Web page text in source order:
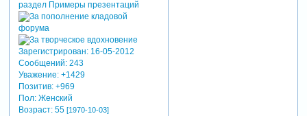
Зарегистрирован: 16-05-2012
Сообщений:243
Уважение: +1429
Позитив: +969
Пол:Женский
Возраст:55 [1970-10-03]